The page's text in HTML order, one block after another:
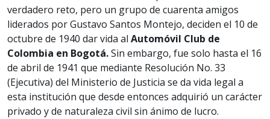
verdadero reto, pero un grupo de cuarenta amigos
liderados por Gustavo Santos Montejo, deciden el 10 de
octubre de 1940 dar vida al Automóvil Club de
Colombia en Bogotá.Sin embargo, fue solo hasta el 16
de abril de 1941 que mediante Resolución No. 33
(Ejecutiva) del Ministerio de Justicia se da vida legal a
esta institución que desde entonces adquirió un carácter
privado y de naturaleza civil sin ánimo de lucro.